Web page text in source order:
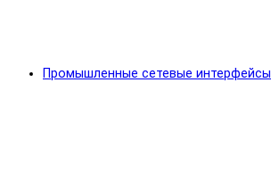
Промышленные сетевые интерфейсы